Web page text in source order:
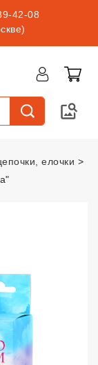
42-08
елочки